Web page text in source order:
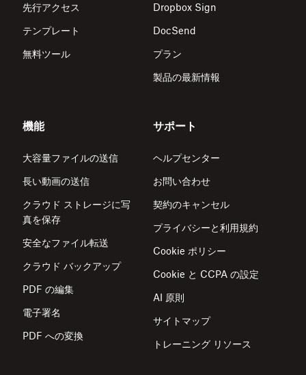
先行アクセス
テンプレート
無料ツール
Dropbox Sign
DocSend
プラン
製品の最新情報
機能
大容量ファイルの送信
長い動画の送信
クラウド ストレージに写
真を保存
安全なファイル転送
クラウド バックアップ
PDF の編集
電子署名
PDF への変換
サポート
ヘルプセンター
お問い合わせ
契約のキャンセル
プライバシーと利用規約
Cookie ポリシー
Cookie と CCPA の設定
AI 原則
サイトマップ
トレーニング リソース